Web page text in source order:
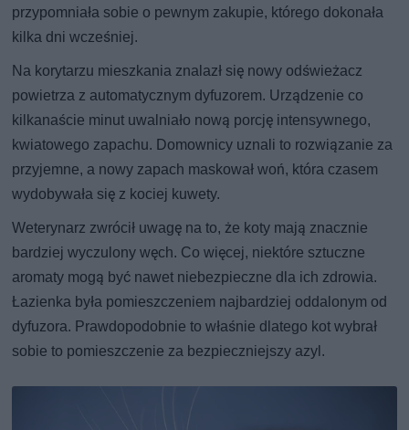
przypomniała sobie o pewnym zakupie, którego dokonała
kilka dni wcześniej.
Na korytarzu mieszkania znalazł się nowy odświeżacz
powietrza z automatycznym dyfuzorem. Urządzenie co
kilkanaście minut uwalniało nową porcję intensywnego,
kwiatowego zapachu. Domownicy uznali to rozwiązanie za
przyjemne, a nowy zapach maskował woń, która czasem
wydobywała się z kociej kuwety.
Weterynarz zwrócił uwagę na to, że koty mają znacznie
bardziej wyczulony węch. Co więcej, niektóre sztuczne
aromaty mogą być nawet niebezpieczne dla ich zdrowia.
Łazienka była pomieszczeniem najbardziej oddalonym od
dyfuzora. Prawdopodobnie to właśnie dlatego kot wybrał
sobie to pomieszczenie za bezpieczniejszy azyl.